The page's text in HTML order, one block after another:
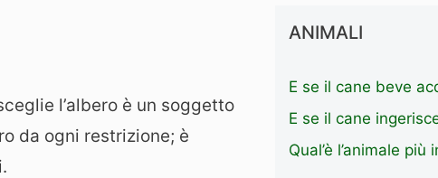
l’albero è un soggetto
da ogni restrizione; è
ANIMALI
E se il cane beve
E se il cane
Qual’è l’animale più